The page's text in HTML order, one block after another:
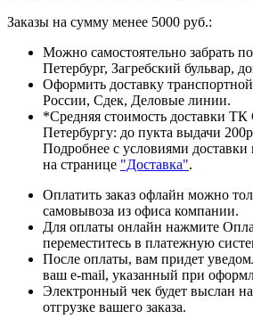
Заказы на сумму менее 5000 руб.:
Можно самостоятельно забрать
Петербург, Загребский бульвар,
Оформить доставку
России, Сдек, Деловые линии.
*Средняя стоимость доставки
Петербургу: до пукта выдачи
Подробнее с условиями
на странице "Доставка".
Оплатить заказ офлайн можно
самовывоза из офиса компании.
Для оплаты онлайн нажмите
переместитесь в платежную
После оплаты, вам придет
ваш e-mail, указанный при
Электронный чек будет выслан
отгрузке вашего заказа.